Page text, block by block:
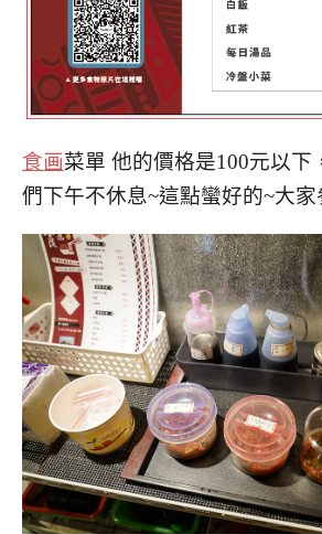
食画菜單 他的價格是100元以下
們下午不休息~這點蠻好的~大